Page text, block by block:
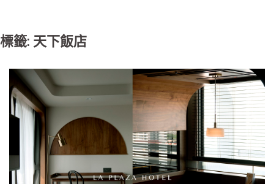
標籤: 天下飯店